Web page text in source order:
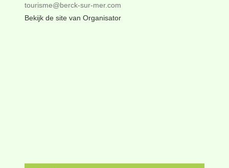
tourisme@berck-sur-mer.com
Bekijk de site van Organisator